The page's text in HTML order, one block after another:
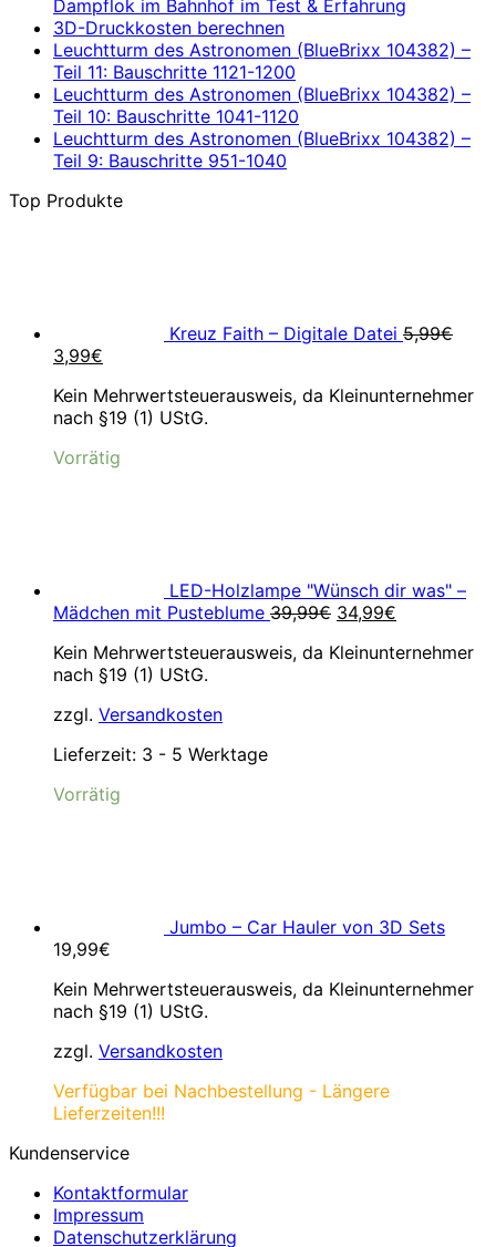
Dampflok im Bahnhof im Test & Erfahrung
3D-Druckkosten berechnen
Leuchtturm des Astronomen (BlueBrixx 104382) –
Teil 11: Bauschritte 1121-1200
Leuchtturm des Astronomen (BlueBrixx 104382) –
Teil 10: Bauschritte 1041-1120
Leuchtturm des Astronomen (BlueBrixx 104382) –
Teil 9: Bauschritte 951-1040
Top Produkte
Kreuz Faith – Digitale Datei 5,99€
Ursprünglicher
war:
5,99€
3,99€
ist:
3,99€.
Kein Mehrwertsteuerausweis, da Kleinunternehmer
nach §19 (1) UStG.
Vorrätig
LED-Holzlampe "Wünsch dir was" –
Mädchen mit Pusteblume 39,99€ Ursprünglicher
war:
34,99€
ist:
Kein Mehrwertsteuerausweis, da Kleinunternehmer
nach §19 (1) UStG.
zzgl. Versandkosten
Lieferzeit: 3 - 5 Werktage
Vorrätig
Jumbo – Car Hauler von 3D Sets
19,99€
Kein Mehrwertsteuerausweis, da Kleinunternehmer
nach §19 (1) UStG.
zzgl. Versandkosten
Verfügbar bei Nachbestellung - Längere
Lieferzeiten!!!
Kundenservice
Kontaktformular
Impressum
Datenschutzerklärung